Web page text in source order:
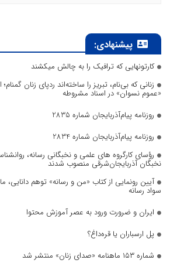
پیشنهادی:
کارتونهایی که ترافیک را به چالش میکشند
زنانی که بی‌نام، تبریز را ساخته‌اند ردپای زنان گمنام؛
«عموم نسوان» در اسناد مشروطه
روزنامه پیام‌آذربایجان شماره 2835
روزنامه پیام‌آذربایجان شماره 2834
رؤسای کارگروه های علمی و نخبگانی رسانه،
نخبگان آذربایجان‌شرقی منصوب شدند
آیین رونمایی از کتاب «من و رسانه» توهم دانایی،
سواد رسانه
ایران و ضرورت ورود به عصر آموزش محتوا
پل ارسباران یا قره‌داغ؟
شماره ۱۵۳ ماهنامه «صدای زنان» منتشر شد